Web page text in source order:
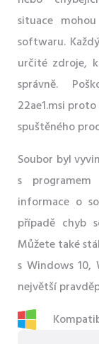
situace
softwaru.
určité zdroje,
správně.
22ae1.msi
spuštěného
Soubor byl
s
informace o
případě chyb
Můžete také
s Windows 10,
největší